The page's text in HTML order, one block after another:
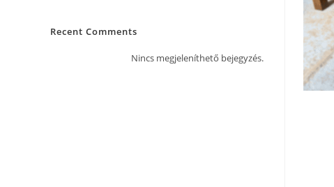
Recent Comments
Nincs megjeleníthető bejegyzés.